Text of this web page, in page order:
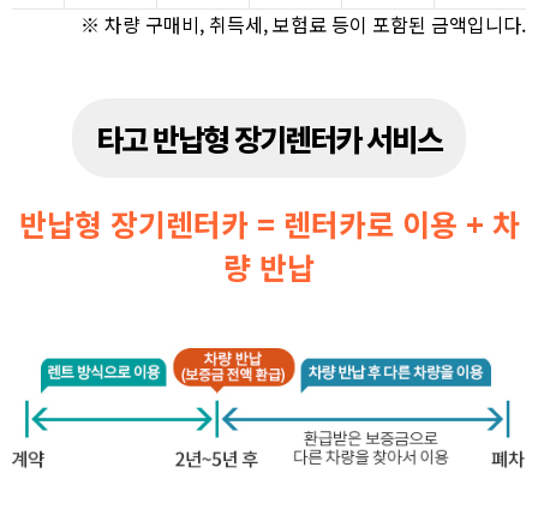
※ 차량 구매비, 취득세, 보험료 등이 포함된 금액입니다.
타고 반납형 장기렌터카 서비스
반납형 장기렌터카 = 렌터카로 이용 + 차
량 반납